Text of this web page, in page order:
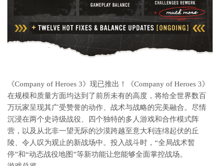
《Company of Heroes 3》现已推出！《Company of Heroes 3》
在规模和质量方面均达到了前所未有的高度，将给全世界数百
万玩家呈现其广受赞誉的动作、战术与战略的完美融合。尽情
沉浸在两个史诗级战役、四个独特的多人游戏和合作模式阵
营，以及从北非一望无际的沙漠跨越至意大利连绵起伏的丘
陵、令人叹为观止的新战场中。投入战斗时，“全局战术暂
停”和“动态战役地图”等新功能让您能够全面掌控战场。